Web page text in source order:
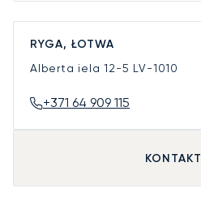
RYGA, ŁOTWA
Alberta iela 12-5 LV-1010
+371 64 909 115
KONTAKT